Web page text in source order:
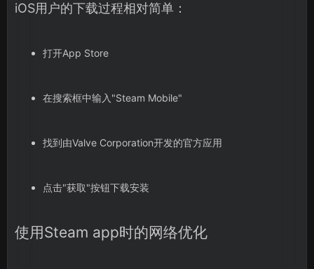
iOS用户的下载过程相对简单：
打开App Store
在搜索框中输入"Steam Mobile"
找到由Valve Corporation开发的官方应用
点击"获取"按钮下载安装
使用Steam app时的网络优化